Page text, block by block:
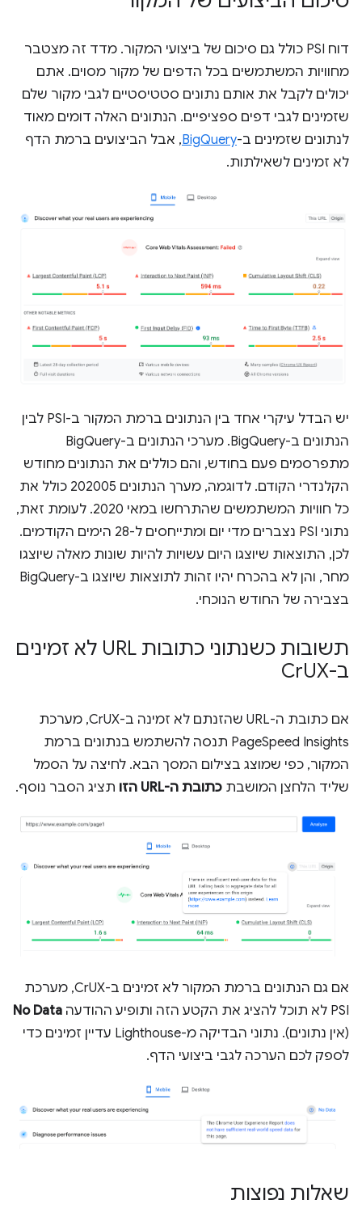
דוח PSI כולל גם סיכום של ביצועי המקור. מדד זה מצטבר
מחוויות המשתמשים בכל הדפים של מקור מסוים. אתם
יכולים לקבל את אותם נתונים סטטיסטיים לגבי מקור שלם
שזמינים לגבי דפים ספציפיים. הנתונים האלה דומים מאוד
לנתונים שזמינים ב-BigQuery, אבל הביצועים ברמת הדף
לא זמינים לשאילתות.
יש הבדל עיקרי אחד בין הנתונים ברמת המקור ב-PSI לבין
הנתונים ב-BigQuery. מערכי הנתונים ב-BigQuery
מתפרסמים פעם בחודש, והם כוללים את הנתונים מחודש
הקלנדרי הקודם. לדוגמה, מערך הנתונים 202005 כולל את
כל חוויות המשתמשים שהתרחשו במאי 2020. לעומת זאת,
נתוני PSI נצברים מדי יום ומתייחסים ל-28 הימים הקודמים.
לכן, התוצאות שיוצגו היום עשויות להיות שונות מאלה שיוצגו
מחר, והן לא בהכרח יהיו זהות לתוצאות שיוצגו ב-BigQuery
בצבירה של החודש הנוכחי.
תשובות כשנתוני כתובות URL לא זמינים
ב-CrUX
אם כתובת ה-URL שהזנתם לא זמינה ב-CrUX, מערכת
PageSpeed Insights תנסה להשתמש בנתונים ברמת
המקור, כפי שמוצג בצילום המסך הבא. לחיצה על הסמל
שליד הלחצן המושבת כתובת ה-URL הזו תציג הסבר נוסף.
אם גם הנתונים ברמת המקור לא זמינים ב-CrUX, מערכת
PSI לא תוכל להציג את הקטע הזה ותופיע ההודעה
No Data
(אין נתונים). נתוני הבדיקה מ-Lighthouse עדיין זמינים כדי
לספק לכם הערכה לגבי ביצועי הדף.
שאלות נפוצות